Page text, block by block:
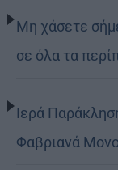
Μη χάσετε
σε όλα τα
Ιερά
Φαβριανά